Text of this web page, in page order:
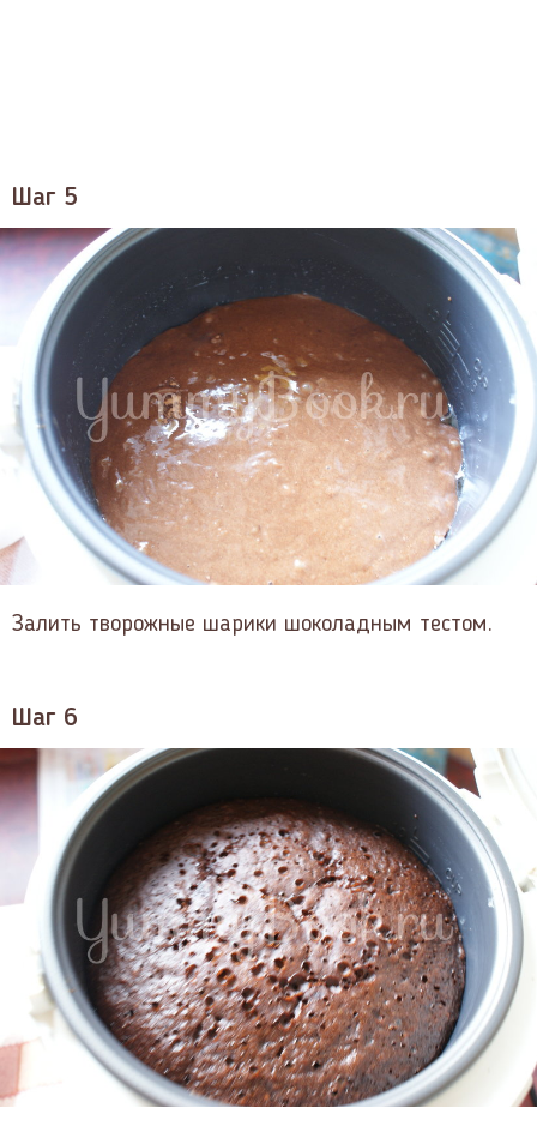
Шаг 5
Залить творожные шарики шоколадным тестом.
Шаг 6